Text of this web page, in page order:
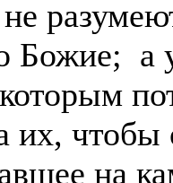
Божие; а
их,
на